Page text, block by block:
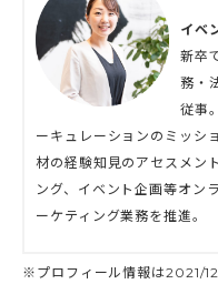
イベ
新卒
務・
従事
ーキュレーションのミッシ
材の経験知見のアセスメン
ング、イベント企画等オン
ーケティング業務を推進。
※プロフィール情報は2021/